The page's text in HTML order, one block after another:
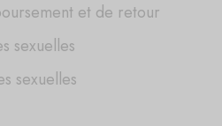
et de retour
sexuelles
sexuelles